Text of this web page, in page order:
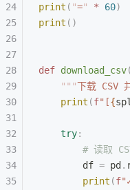
print ( "=" * 60)
print ()
def download_csv(
    """
下载 CSV
    print
(f"[{
    try
:
# 读取
        df
= pd .
        print
(f